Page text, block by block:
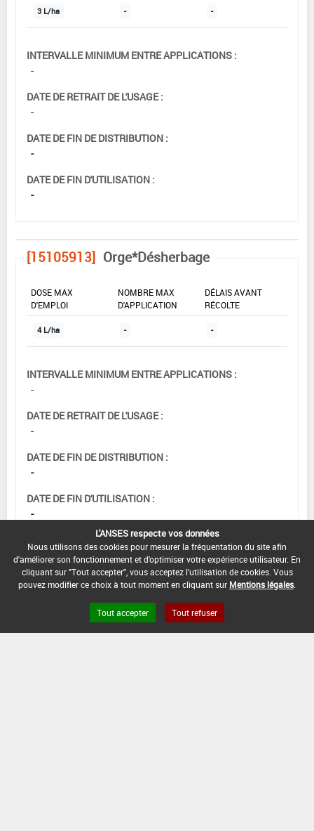
3 L/ha - -
INTERVALLE MINIMUM ENTRE APPLICATIONS :
-
DATE DE RETRAIT DE L'USAGE :
-
DATE DE FIN DE DISTRIBUTION :
-
DATE DE FIN D'UTILISATION :
-
[15105913] Orge*Désherbage
DOSE MAX
D'EMPLOI
NOMBRE MAX
D'APPLICATION
DÉLAIS AVANT
RÉCOLTE
4 L/ha - -
INTERVALLE MINIMUM ENTRE APPLICATIONS :
-
DATE DE RETRAIT DE L'USAGE :
-
DATE DE FIN DE DISTRIBUTION :
-
DATE DE FIN D'UTILISATION :
-
[15105915] Seigle*Désherbage
NOMBRE MAX
D'APPLICATION
DÉLAIS AVANT
RÉCOLTE
L'ANSES respecte vos données
Nous utilisons des cookies pour mesurer la fréquentation du site afin
d'améliorer son fonctionnement et d'optimiser votre expérience utilisateur. En
cliquant sur "Tout accepter", vous acceptez l'utilisation de cookies. Vous
pouvez modifier ce choix à tout moment en cliquant sur Mentions légales
Tout accepter Tout refuser